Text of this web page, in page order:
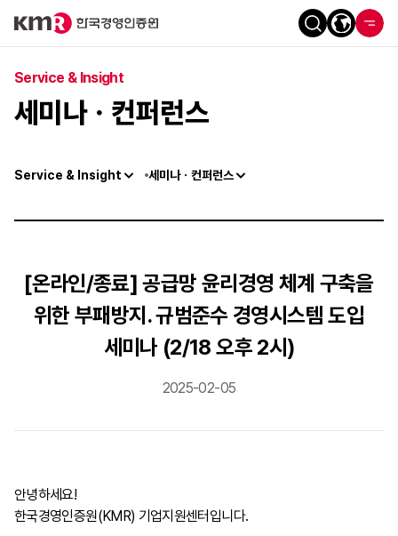
Service & Insight
세미나ㆍ컨퍼런스
Service & Insight 세미나ㆍ컨퍼런스
[온라인/종료] 공급망 윤리경영 체계 구축을
위한 부패방지. 규범준수 경영시스템 도입
세미나 (2/18 오후 2시)
2025-02-05
안녕하세요!
한국경영인증원(KMR) 기업지원센터입니다.